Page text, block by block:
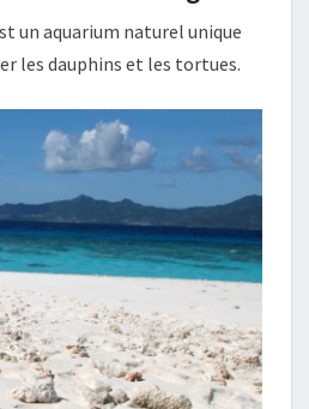
un aquarium naturel unique
les dauphins et les tortues.